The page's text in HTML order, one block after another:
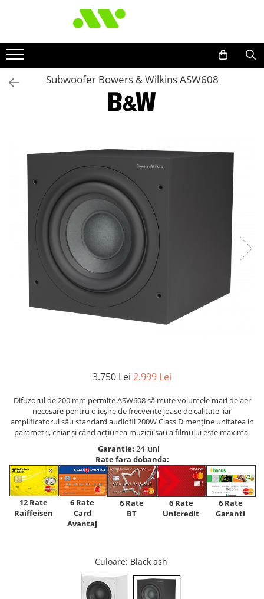
Subwoofer Bowers & Wilkins ASW608
3.750 Lei2.999 Lei
Difuzorul de 200 mm permite ASW608 să mute volumele mari de aer
necesare pentru o ieșire de frecvente joase de calitate, iar
amplificatorul său standard audiofil 200W Class D menține unitatea in
parametri, chiar și când acțiunea muzicii sau a filmului este maxima.
Garantie: 24 luni
Rate fara dobanda:
12 Rate
Raiffeisen
6 Rate
Card
Avantaj
6 Rate
BT
6 Rate
Unicredit
6 Rate
Garanti
Culoare: Black ash